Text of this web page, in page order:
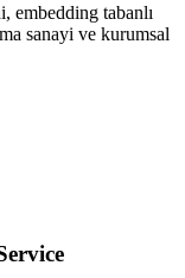
embedding tabanlı
sanayi ve kurumsal